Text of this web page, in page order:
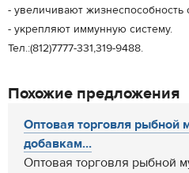
- увеличивают жизнеспособность
- укрепляют иммунную систему.
Тел.:(812)7777-331,319-9488.
Похожие предложения
Оптовая торговля рыбной
добавкам...
Оптовая торговля рыбной